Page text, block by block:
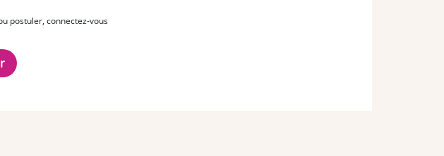
postuler, connectez-vous